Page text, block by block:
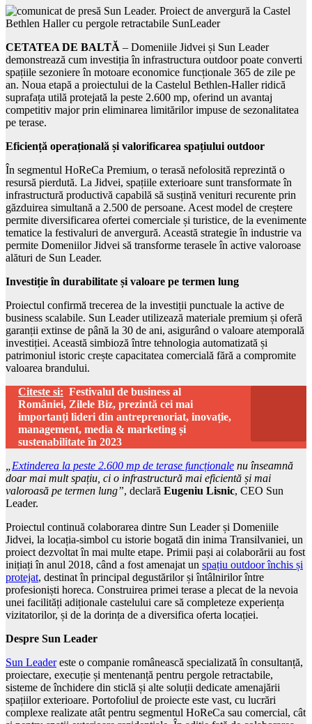
CETATEA DE BALTĂ – Domeniile Jidvei și Sun Leader
demonstrează cum investiția în infrastructura outdoor poate converti
spațiile sezoniere în motoare economice funcționale 365 de zile pe
an. Noua etapă a proiectului de la Castelul Bethlen-Haller ridică
suprafața utilă protejată la peste 2.600 mp, oferind un avantaj
competitiv major prin eliminarea limitărilor impuse de sezonalitatea
pe terase.
Eficiență operațională și valorificarea spațiului outdoor
În segmentul HoReCa Premium, o terasă nefolosită reprezintă o
resursă pierdută. La Jidvei, spațiile exterioare sunt transformate în
infrastructură productivă capabilă să susțină venituri recurente prin
găzduirea simultană a 2.500 de persoane. Acest model de creștere
permite diversificarea ofertei comerciale și turistice, de la evenimente
tematice la festivaluri de anvergură. Această strategie în industrie va
permite Domeniilor Jidvei să transforme terasele în active valoroase
alături de Sun Leader.
Investiție în durabilitate și valoare pe termen lung
Proiectul confirmă trecerea de la investiții punctuale la active de
business scalabile. Sun Leader utilizează materiale premium și oferă
garanții extinse de până la 30 de ani, asigurând o valoare atemporală
investiției. Această simbioză între tehnologia automatizată și
patrimoniul istoric crește capacitatea comercială fără a compromite
valoarea brandului.
Citeste si: Festivalul de business al
României, Zilele Biz, prezintă cei mai
importanți lideri din antreprenoriat, inovație,
management, media & marketing și
sustenabilitate în 2023
Extinderea la peste 2.600 mp de terase funcționale nu înseamnă
doar mai mult spațiu, ci o infrastructură mai eficientă și mai
valoroasă pe termen lung”, declară Eugeniu Lisnic, CEO Sun
Leader.
Proiectul continuă colaborarea dintre Sun Leader și Domeniile
Jidvei, la locația-simbol cu istorie bogată din inima Transilvaniei, un
proiect dezvoltat în mai multe etape. Primii pași ai colaborării au fost
inițiați în anul 2018, când a fost amenajat un spațiu outdoor închis și
protejat, destinat în principal degustărilor și întâlnirilor între
profesioniști horeca. Construirea primei terase a plecat de la nevoia
unei facilități adiționale castelului care să completeze experiența
vizitatorilor, și de la dorința de a diversifica oferta locației.
Despre Sun Leader
Sun Leadereste o companie românească specializată în consultanță,
proiectare, execuție și mentenanță pentru pergole retractabile,
sisteme de închidere din sticlă și alte soluții dedicate amenajării
spațiilor exterioare. Portofoliul de proiecte este vast, cu lucrări
complexe realizate atât pentru segmentul HoReCa sau comercial, cât